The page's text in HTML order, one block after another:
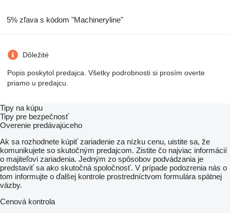
5% zľava s kódom "Machineryline"
Dôležité
Popis poskytol predajca. Všetky podrobnosti si prosím overte
priamo u predajcu.
Tipy na kúpu
Tipy pre bezpečnosť
Overenie predávajúceho
Ak sa rozhodnete kúpiť zariadenie za nízku cenu, uistite sa, že
komunikujete so skutočným predajcom. Zistite čo najviac informácií
o majiteľovi zariadenia. Jedným zo spôsobov podvádzania je
predstaviť sa ako skutočná spoločnosť. V prípade podozrenia nás o
tom informujte o ďalšej kontrole prostredníctvom formulára spätnej
väzby.
Cenová kontrola